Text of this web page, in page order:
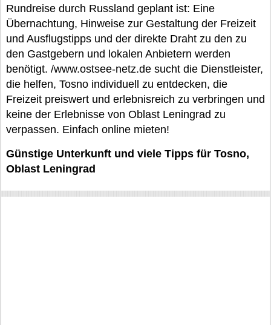
Rundreise durch Russland geplant ist: Eine
Übernachtung, Hinweise zur Gestaltung der Freizeit
und Ausflugstipps und der direkte Draht zu den zu
den Gastgebern und lokalen Anbietern werden
benötigt. /www.ostsee-netz.de sucht die Dienstleister,
die helfen, Tosno individuell zu entdecken, die
Freizeit preiswert und erlebnisreich zu verbringen und
keine der Erlebnisse von Oblast Leningrad zu
verpassen. Einfach online mieten!
Günstige Unterkunft und viele Tipps für Tosno,
Oblast Leningrad